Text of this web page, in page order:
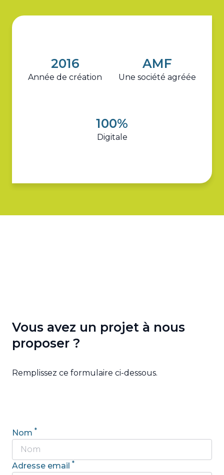
2016
Année de création
AMF
Une société agréée
100%
Digitale
Vous avez un projet à nous
proposer ?
Remplissez ce formulaire ci-dessous.
Nom *
Adresse email *